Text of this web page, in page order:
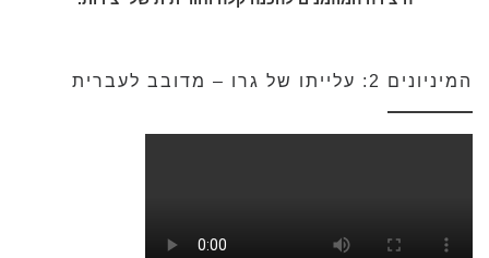
המיניונים 2: עלייתו של גרו – מדובב לעברית